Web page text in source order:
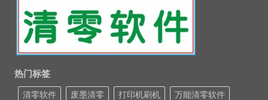
热门标签
清零软件 废墨清零 打印机刷机 万能清零软件